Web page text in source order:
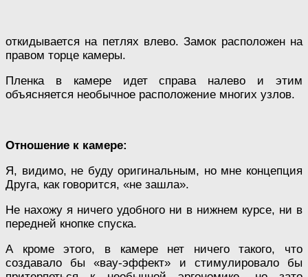
откидывается на петлях влево. Замок расположен на
правом торце камеры.
Пленка в камере идет справа налево и этим
объясняется необычное расположение многих узлов.
Отношение к камере:
Я, видимо, не буду оригинальным, но мне концепция
Друга, как говорится, «не зашла».
Не нахожу я ничего удобного ни в нижнем курсе, ни в
передней кнопке спуска.
А кроме этого, в камере нет ничего такого, что
создавало бы «вау-эффект» и стимулировало бы